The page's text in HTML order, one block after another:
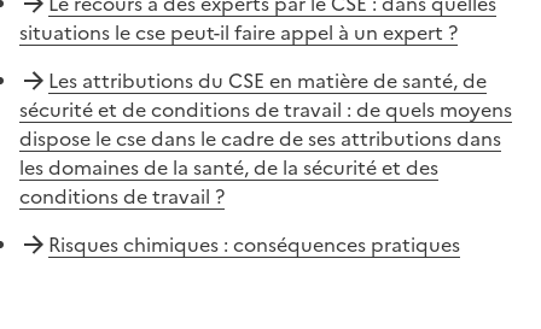
situations le cse peut-il faire appel à un expert ?
Les attributions du CSE en matière de santé, de
sécurité et de conditions de travail : de quels moyens
dispose le cse dans le cadre de ses attributions dans
les domaines de la santé, de la sécurité et des
conditions de travail ?
Risques chimiques : conséquences pratiques